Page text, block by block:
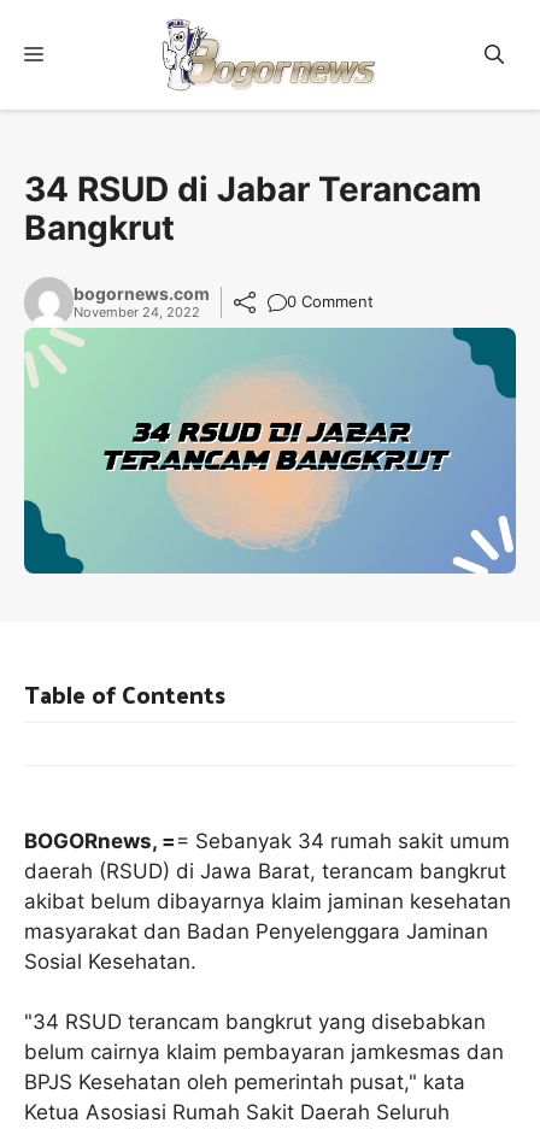
Menu
34 RSUD di Jabar Terancam
Bangkrut
bogornews.com
November 24, 2022
0 Comment
BOGORnews, == Sebanyak 34 rumah sakit umum
daerah (RSUD) di Jawa Barat, terancam bangkrut
akibat belum dibayarnya klaim jaminan kesehatan
masyarakat dan Badan Penyelenggara Jaminan
Sosial Kesehatan.
"34 RSUD terancam bangkrut yang disebabkan
belum cairnya klaim pembayaran jamkesmas dan
BPJS Kesehatan oleh pemerintah pusat," kata
Ketua Asosiasi Rumah Sakit Daerah Seluruh
Table of Contents